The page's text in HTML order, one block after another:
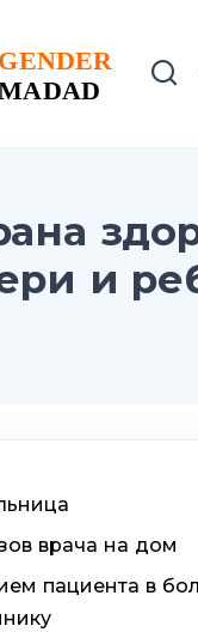
и
врача на дом
пациента в